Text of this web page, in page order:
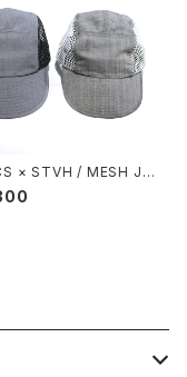
× STVH / MESH JE